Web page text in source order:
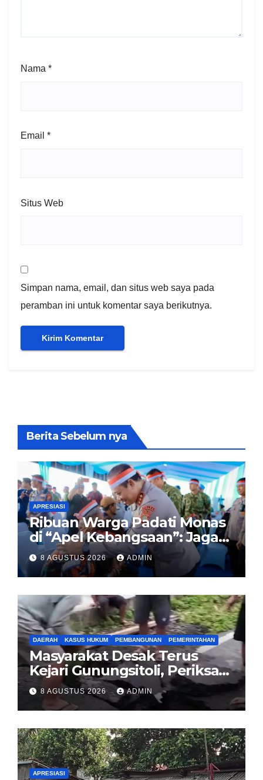
Nama *
Email *
Situs Web
Simpan nama, email, dan situs web saya pada
peramban ini untuk komentar saya berikutnya.
Berita Sebelum nya
APRESIASI
Ribuan Warga Padati Monas
di “Apel Kebangsaan”: Jaga
Jakarta Berarti Jaga
Indonesia
8 AGUSTUS 2026 ADMIN
DAERAH KASUS HUKUM PEMBANGUNAN PEMERINTAHAN
Masyarakat Desak Terus
Kejari Gunungsitoli, Periksa
dan Usut Tuntas Dugaan
Korupsi Proyek Jalan
Sirombu-Afulu (MYC) Senilai
Rp321 Miliar
8 AGUSTUS 2026 ADMIN
APRESIASI